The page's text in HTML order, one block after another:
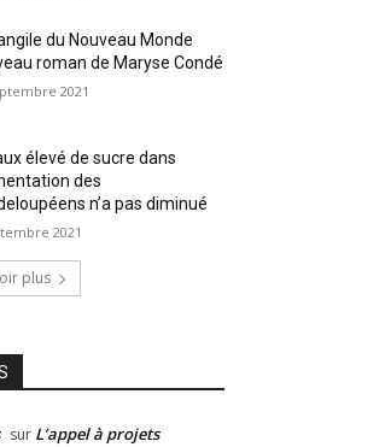
du Nouveau Monde
roman de Maryse Condé
2021
élevé de sucre dans
des
n’a pas diminué
2021
plus
sur L’appel à projets